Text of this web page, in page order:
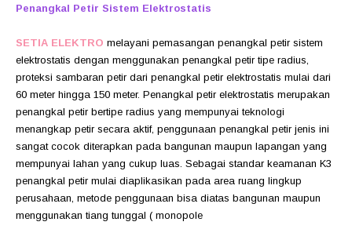
Penangkal Petir Sistem Elektrostatis
SETIA ELEKTRO melayani pemasangan penangkal petir sistem
elektrostatis dengan menggunakan penangkal petir tipe radius,
proteksi sambaran petir dari penangkal petir elektrostatis mulai dari
60 meter hingga 150 meter. Penangkal petir elektrostatis merupakan
penangkal petir bertipe radius yang mempunyai teknologi
menangkap petir secara aktif, penggunaan penangkal petir jenis ini
sangat cocok diterapkan pada bangunan maupun lapangan yang
mempunyai lahan yang cukup luas. Sebagai standar keamanan K3
penangkal petir mulai diaplikasikan pada area ruang lingkup
perusahaan, metode penggunaan bisa diatas bangunan maupun
menggunakan tiang tunggal ( monopole